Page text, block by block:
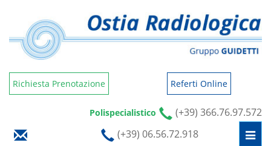
Richiesta Prenotazione Referti Online
Polispecialistico
(+39) 366.76.97.572
(+39) 06.56.72.918